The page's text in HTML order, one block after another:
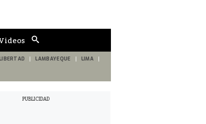
de
búsqueda
LAMBAYEQUE LIMA